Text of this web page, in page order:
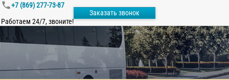
+7 (869) 277-73-87
Работаем 24/7, звоните!
Заказать звонок